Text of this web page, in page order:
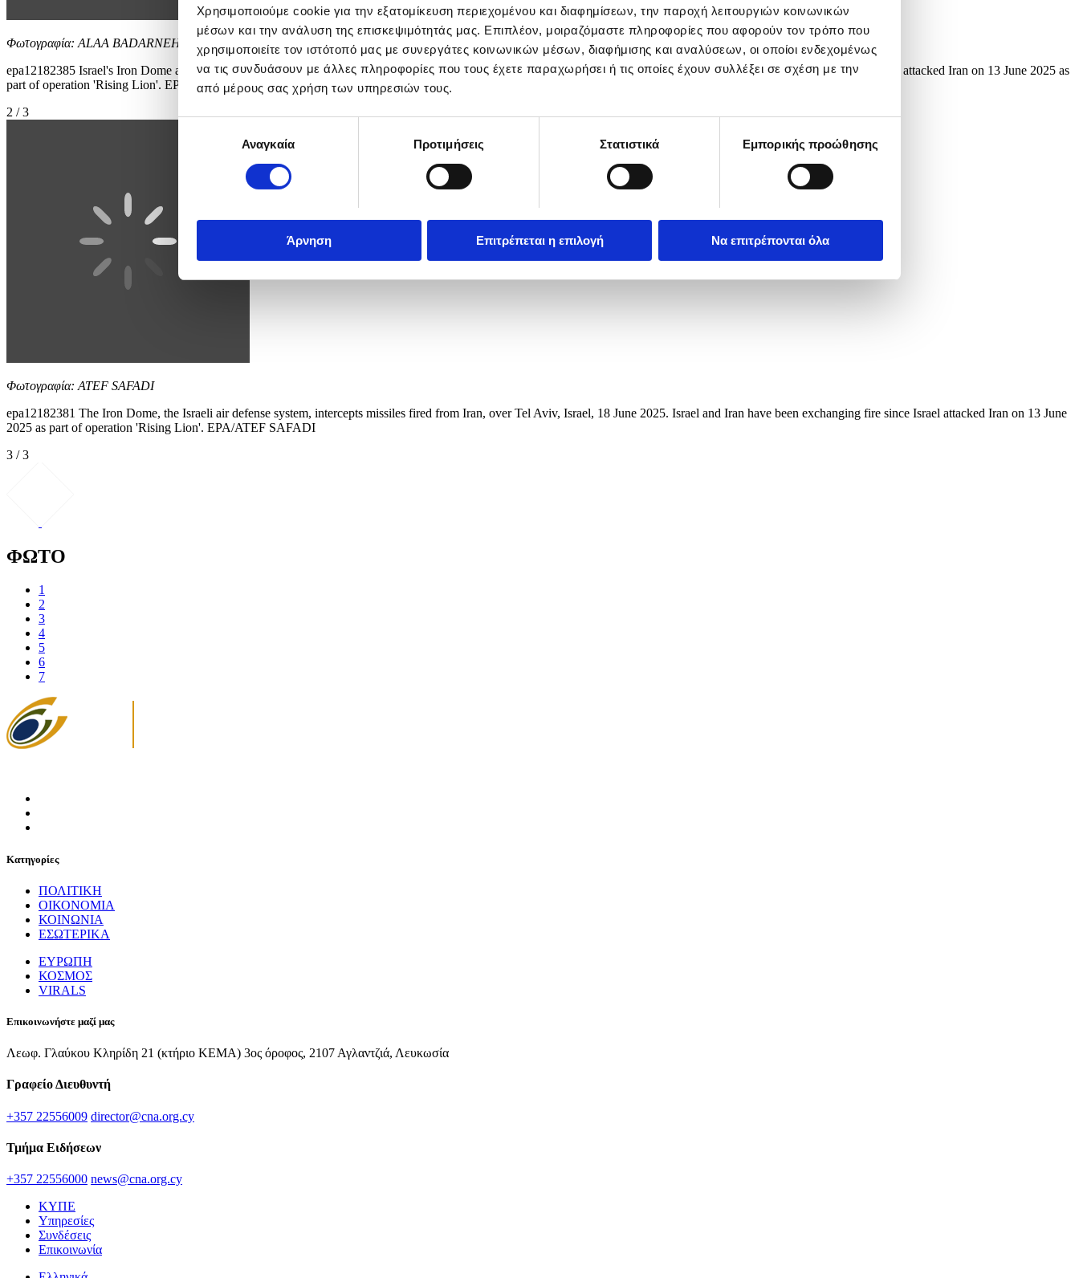
Χρησιμοποιούμε cookie για την εξατομίκευση περιεχομένου και διαφημίσεων, την παροχή λειτουργιών κοινωνικών
μέσων και την ανάλυση της επισκεψιμότητάς μας. Επιπλέον, μοιραζόμαστε πληροφορίες που αφορούν τον τρόπο που
χρησιμοποιείτε τον ιστότοπό μας με συνεργάτες κοινωνικών μέσων, διαφήμισης και αναλύσεων, οι οποίοι ενδεχομένως
να τις συνδυάσουν με άλλες πληροφορίες που τους έχετε παραχωρήσει ή τις οποίες έχουν συλλέξει σε σχέση με την
από μέρους σας χρήση των υπηρεσιών τους.
συγκατάθεσηςΑναγκαία Προτιμήσεις Στατιστικά Εμπορικής προώθησης
Άρνηση Επιτρέπεται η επιλογή Να επιτρέπονται όλα
Φωτογραφία: ALAA BADARNEH
epa12182385 Israel's Iron Dome air defense system intercepts projectiles over the West Bank city of Nablus, 17 June 2025. Israel and Iran have been exchanging fire since Israel attacked Iran on 13 June 2025 as
part of operation 'Rising Lion'. EPA/ALAA BADARNEH
2 / 3
Φωτογραφία: ATEF SAFADI
epa12182381 The Iron Dome, the Israeli air defense system, intercepts missiles fired from Iran, over Tel Aviv, Israel, 18 June 2025. Israel and Iran have been exchanging fire since Israel attacked Iran on 13 June
2025 as part of operation 'Rising Lion'. EPA/ATEF SAFADI
3 / 3
ΦΩΤΟ
1
2
3
4
5
6
7
Κατηγορίες
ΠΟΛΙΤΙΚΗ
ΟΙΚΟΝΟΜΙΑ
ΚΟΙΝΩΝΙΑ
ΕΣΩΤΕΡΙΚΑ
ΕΥΡΩΠΗ
ΚΟΣΜΟΣ
VIRALS
Επικοινωνήστε μαζί μας
Λεωφ. Γλαύκου Κληρίδη 21 (κτήριο ΚΕΜΑ) 3ος όροφος, 2107 Αγλαντζιά, Λευκωσία
Γραφείο Διευθυντή
+357 22556009 director@cna.org.cy
Τμήμα Ειδήσεων
+357 22556000 news@cna.org.cy
ΚΥΠΕ
Υπηρεσίες
Συνδέσεις
Επικοινωνία